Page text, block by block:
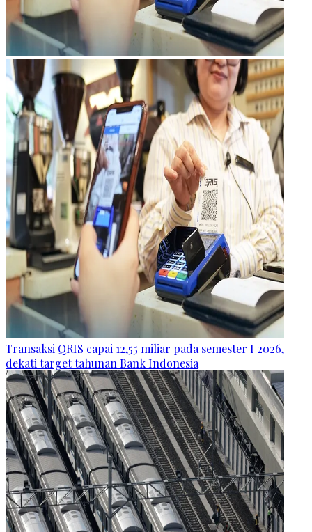
Transaksi QRIS capai 12,55 miliar pada semester I 2026,
dekati target tahunan Bank Indonesia